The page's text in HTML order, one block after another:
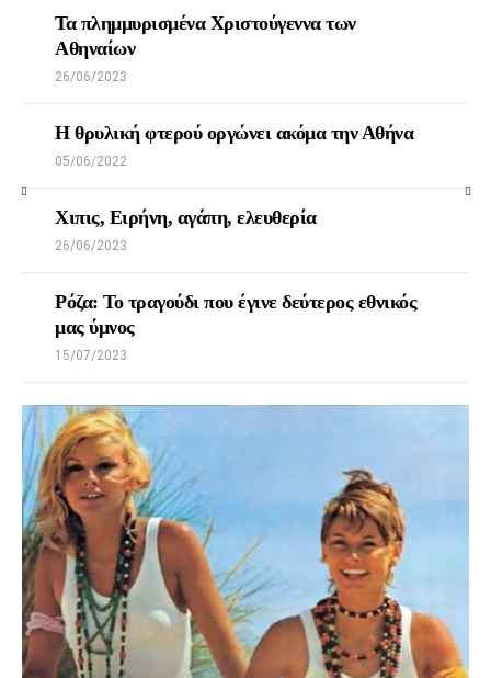
Τα πλημμυρισμένα Χριστούγεννα των
Αθηναίων
26/06/2023
Η θρυλική φτερού οργώνει ακόμα την Αθήνα
05/06/2022
Χιπις, Ειρήνη, αγάπη, ελευθερία
26/06/2023
Ρόζα: Το τραγούδι που έγινε δεύτερος εθνικός
μας ύμνος
15/07/2023